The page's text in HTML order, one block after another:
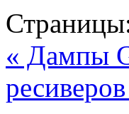
« Дампы